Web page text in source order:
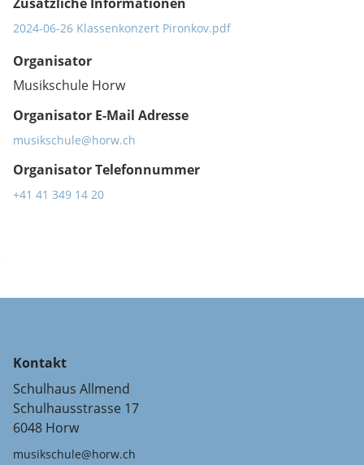
2024-06-26 Klassenkonzert Pironkov.pdf
Organisator
Musikschule Horw
Organisator E-Mail Adresse
musikschule@horw.ch
Organisator Telefonnummer
+41 41 349 14 20
Kontakt
Schulhaus Allmend
Schulhausstrasse 17
6048 Horw
musikschule@horw.ch